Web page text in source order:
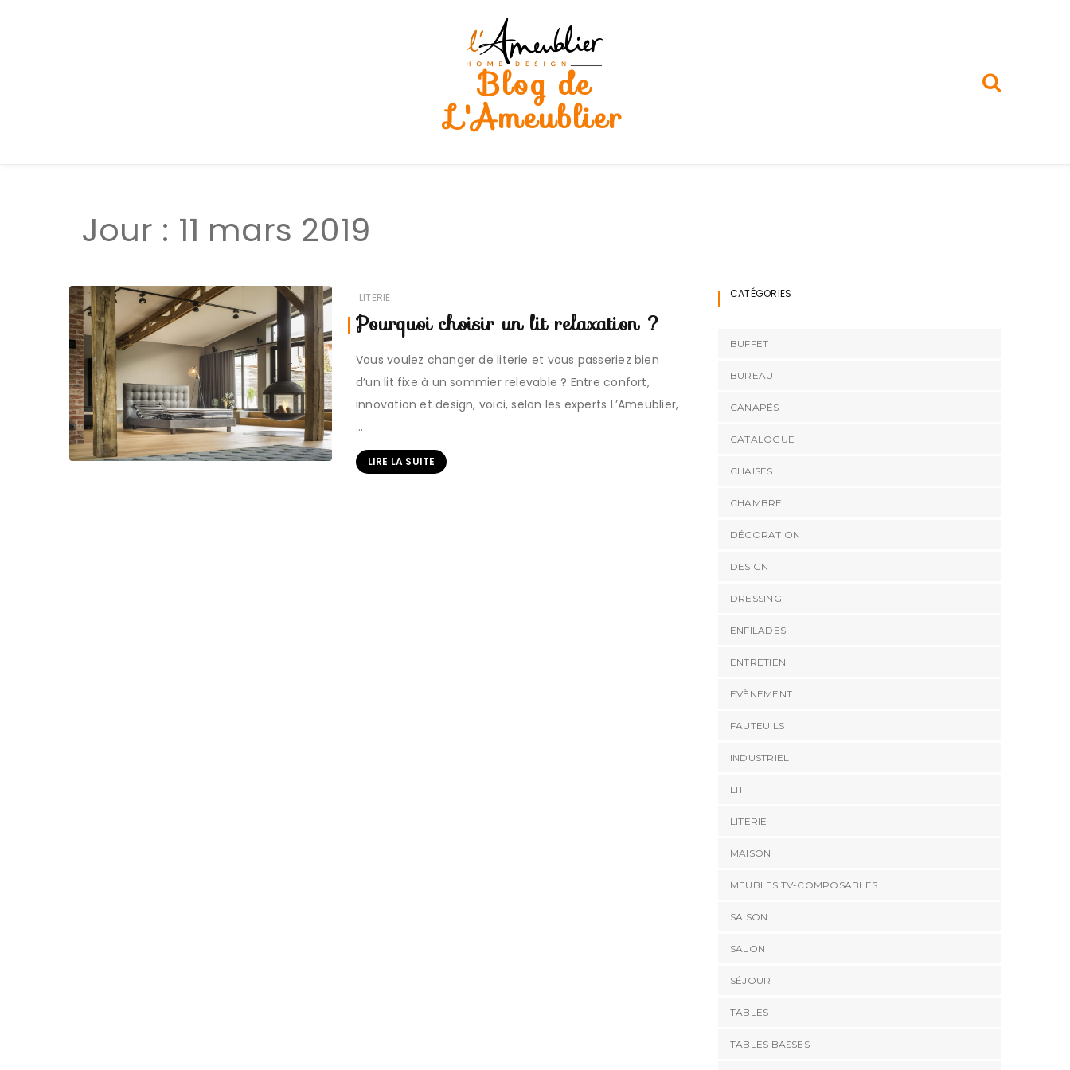
Blog de
L'Ameublier
Jour : 11 mars 2019
LITERIE
Pourquoi choisir un lit relaxation ?
Vous voulez changer de literie et vous passeriez bien
d’un lit fixe à un sommier relevable ? Entre confort,
innovation et design, voici, selon les experts L’Ameublier,
…
LIRE LA SUITE
CATÉGORIES
BUFFET
BUREAU
CANAPÉS
CATALOGUE
CHAISES
CHAMBRE
DÉCORATION
DESIGN
DRESSING
ENFILADES
ENTRETIEN
EVÈNEMENT
FAUTEUILS
INDUSTRIEL
LIT
LITERIE
MAISON
MEUBLES TV-COMPOSABLES
SAISON
SALON
SÉJOUR
TABLES
TABLES BASSES